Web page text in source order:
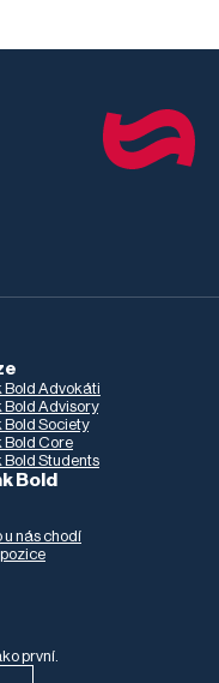
Bold Advokáti
Bold Advisory
Bold Society
Bold Core
Bold Students
Bold
u nás chodí
první.